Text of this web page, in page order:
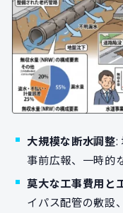
大規模な断水調整:
事前広報、一時的
莫大な工事費用と
イパス配管の敷設